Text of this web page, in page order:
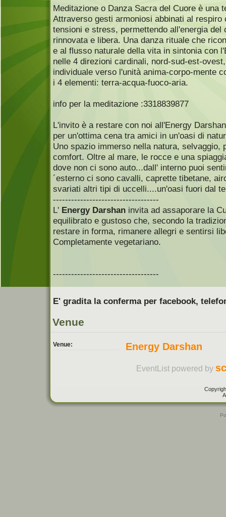
Meditazione o Danza Sacra del Cuore è una
Attraverso gesti armoniosi abbinati al
tensioni e stress, permettendo all'energia del
rinnovata e libera. Una danza rituale che
e al flusso naturale della vita in sintonia con
nelle 4 direzioni cardinali, nord-sud-est-
individuale verso l'unità anima-corpo-mente
i 4 elementi: terra-acqua-fuoco-aria.
info per la meditazione :3318839877
L'invito è a restare con noi all'Energy
per un'ottima cena tra amici in un'oasi di
Uno spazio immerso nella natura, selvaggio,
comfort. Oltre al mare, le rocce e una
dove non ci sono auto...dall' interno puoi
´esterno ci sono cavalli, caprette tibetane,
svariati altri tipi di uccelli....un'oasi fuori dal
-----------------------------------
L' Energy Darshan invita ad assaporare la
equilibrato e gustoso che, secondo la
restare in forma, rimanere allegri e sentirsi
Completamente vegetariano.
-----------------------------------
E' gradita la conferma per facebook,
Venue
Venue: Energy Darshan
EventList powered by